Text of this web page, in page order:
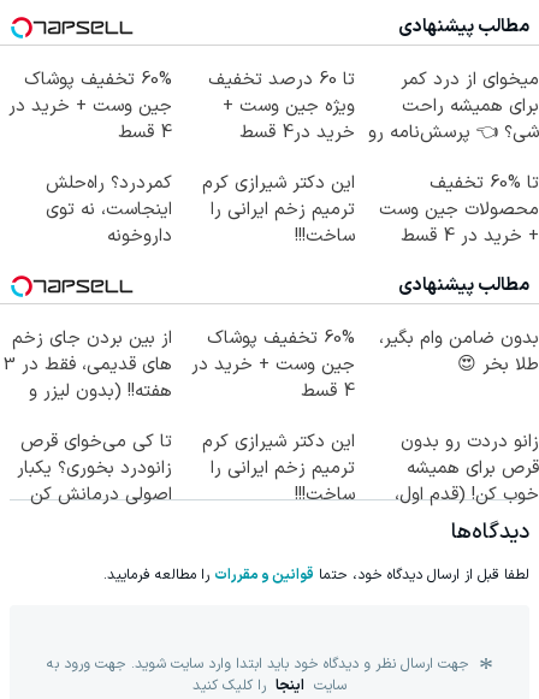
مطالب پیشنهادی
میخوای از درد کمر
برای همیشه راحت
شی؟ 👈 پرسش‌نامه رو
تا 60 درصد تخفیف
ویژه جین وست +
خرید در4 قسط
60% تخفیف پوشاک
جین وست + خرید در
4 قسط
تا %60 تخفیف
محصولات جین وست
+ خرید در 4 قسط
این دکتر شیرازی کرم
ترمیم زخم ایرانی را
ساخت!!!
کمردرد؟ راه‌حلش
اینجاست، نه توی
داروخونه
مطالب پیشنهادی
بدون ضامن وام بگیر،
طلا بخر 😍
60% تخفیف پوشاک
جین وست + خرید در
4 قسط
از بین بردن جای زخم
های قدیمی، فقط در 3
هفته!! (بدون لیزر و
زانو دردت رو بدون
قرص برای همیشه
خوب کن! (قدم اول،
پرسش‌نامه)
این دکتر شیرازی کرم
ترمیم زخم ایرانی را
ساخت!!!
تا کی می‌خوای قرص
زانودرد بخوری؟ یکبار
اصولی درمانش کن
دیدگاه‌ها
لطفا قبل از ارسال دیدگاه خود، حتما قوانین و مقررات را مطالعه فرمایید.
جهت ارسال نظر و دیدگاه خود باید ابتدا وارد سایت شوید. جهت ورود به
سایت اینجا را کلیک کنید